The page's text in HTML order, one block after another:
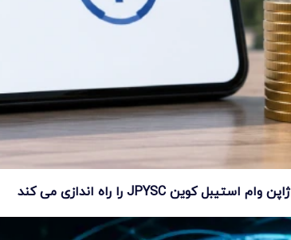
ژاپن وام استیبل کوین JPYSC را راه اندازی می کند